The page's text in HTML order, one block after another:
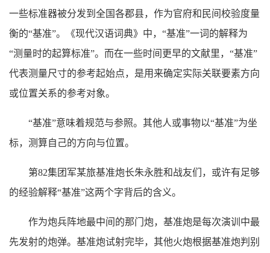
一些标准器被分发到全国各郡县，作为官府和民间校验度量
衡的“基准”。《现代汉语词典》中，“基准”一词的解释为
“测量时的起算标准”。而在一些时间更早的文献里，“基准”
代表测量尺寸的参考起始点，是用来确定实际关联要素方向
或位置关系的参考对象。
“基准”意味着规范与参照。其他人或事物以“基准”为坐
标，测算自己的方向与位置。
第82集团军某旅基准炮长朱永胜和战友们，或许有足够
的经验解释“基准”这两个字背后的含义。
作为炮兵阵地最中间的那门炮，基准炮是每次演训中最
先发射的炮弹。基准炮试射完毕，其他火炮根据基准炮判别